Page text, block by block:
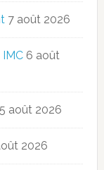
7 août 2026
6 août
5 août 2026
2026